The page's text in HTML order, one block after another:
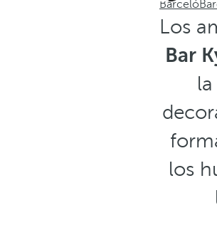
Barceló
Los
Bar
los